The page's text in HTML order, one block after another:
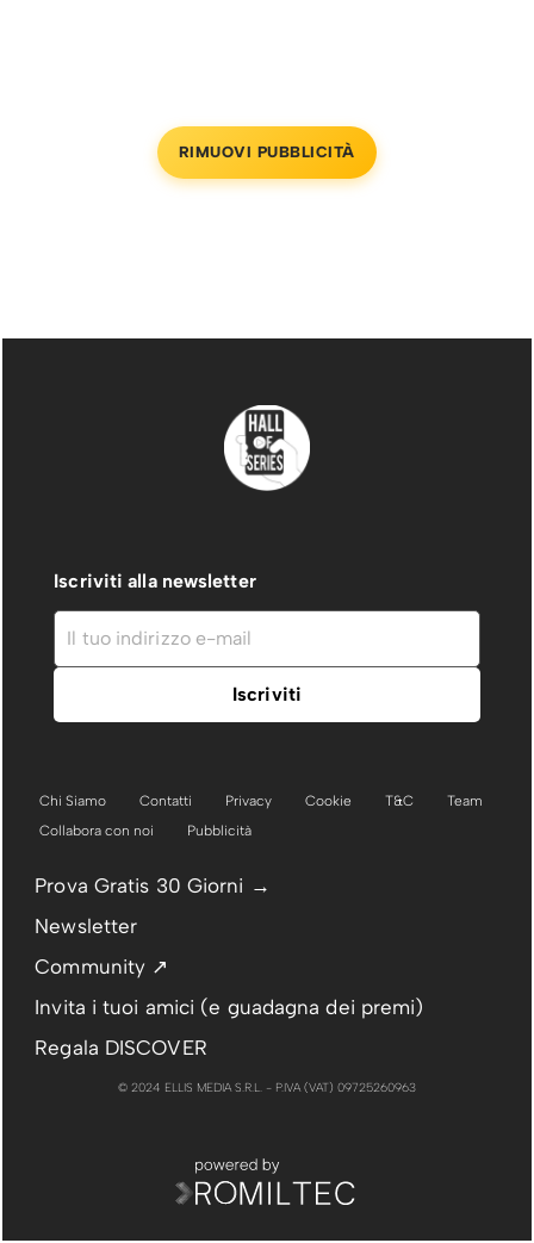
RIMUOVI PUBBLICITÀ
Iscriviti alla newsletter
Chi Siamo Contatti Privacy Cookie T&C
Team
Collabora con noi
Pubblicità
Prova Gratis 30 Giorni →
Newsletter
Community ↗
Invita i tuoi amici (e guadagna dei premi)
Regala DISCOVER
© 2024 ELLIS MEDIA S.R.L. - P.IVA (VAT) 09725260963